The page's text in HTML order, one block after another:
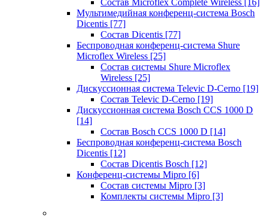
Состав Microflex Complete Wireless [16]
Мультимедийная конференц-система Bosch
Dicentis [77]
Состав Dicentis [77]
Беспроводная конференц-система Shure
Microflex Wireless [25]
Состав системы Shure Microflex
Wireless [25]
Дискуссионная система Televic D-Cerno [19]
Состав Televic D-Cerno [19]
Дискуссионная система Bosch CCS 1000 D
[14]
Состав Bosch CCS 1000 D [14]
Беспроводная конференц-система Bosch
Dicentis [12]
Состав Dicentis Bosch [12]
Конференц-системы Mipro [6]
Состав системы Mipro [3]
Комплекты системы Mipro [3]